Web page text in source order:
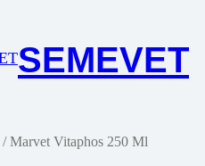
SEMEVET
/ Marvet Vitaphos 250 Ml